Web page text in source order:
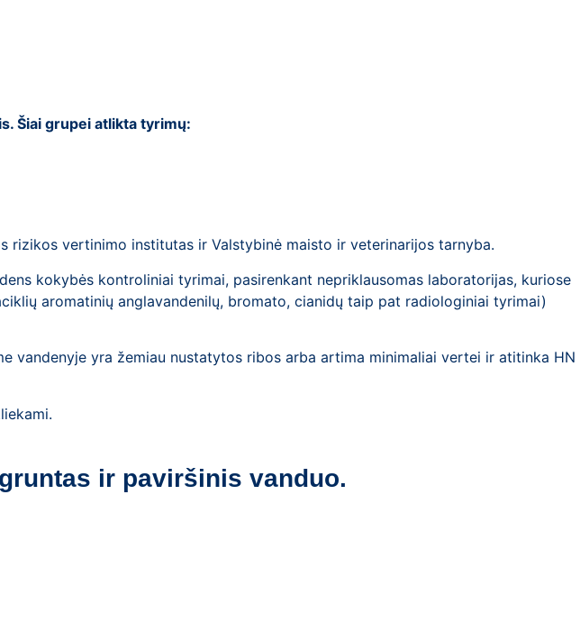
Šiai grupei atlikta tyrimų:
rizikos vertinimo institutas ir Valstybinė maisto ir veterinarijos tarnyba.
kokybės kontroliniai tyrimai, pasirenkant nepriklausomas laboratorijas, kuriose
aromatinių anglavandenilų, bromato, cianidų taip pat radiologiniai tyrimai)
vandenyje yra žemiau nustatytos ribos arba artima minimaliai vertei ir atitinka HN
ir paviršinis vanduo.